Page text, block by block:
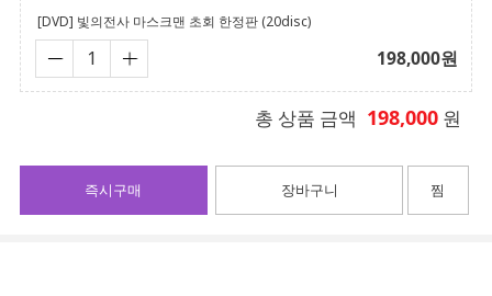
[DVD] 빛의전사 마스크맨 초회 한정판 (20disc)
198,000원
총 상품 금액 198,000 원
장바구니
즉시구매 찜